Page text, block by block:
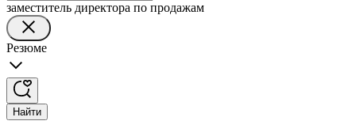
заместитель директора по продажам
Резюме
Найти